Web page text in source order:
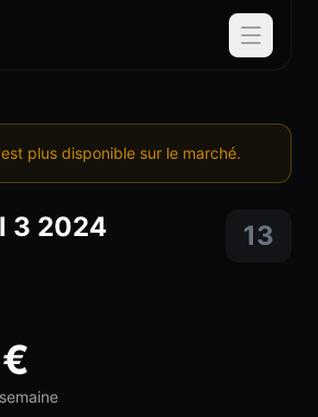
plus disponible sur le marché.
3 2024 13
€